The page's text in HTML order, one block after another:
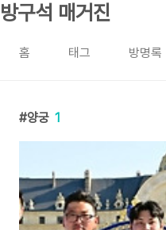
본문 바로가기
방구석 매거진
홈 태그 방명록
양궁 1